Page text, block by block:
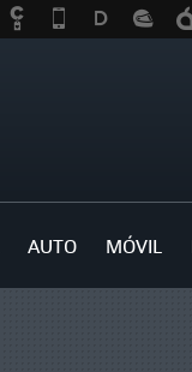
AUTO MÓVIL